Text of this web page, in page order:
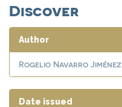
Discover
Author
Rogelio Navarro Jiménez
Date issued